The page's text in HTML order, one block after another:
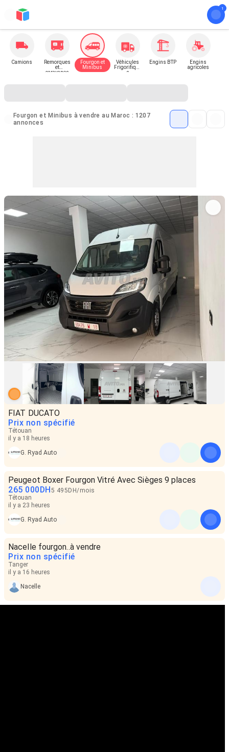
Camions
Remorques
et
caravanes
Fourgon et
Minibus
Véhicules
Frigorifique
s
Engins BTP
Engins
agricoles
Fourgon et Minibus à vendre au Maroc : 1207
annonces
FIAT DUCATO
Prix non spécifié
Tétouan
il y a 18 heures
G. Ryad Auto
Peugeot Boxer Fourgon Vitré Avec Sièges 9 places
265 000DH5 495 DH/mois
Tétouan
il y a 23 heures
G. Ryad Auto
Nacelle fourgon..à vendre
Prix non spécifié
Tanger
il y a 16 heures
Nacelle